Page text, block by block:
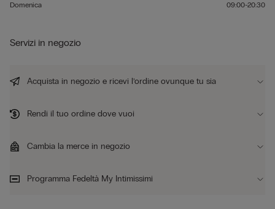
Domenica
09:00-20:30
Servizi in negozio
Acquista in negozio e ricevi l’ordine ovunque tu sia
Rendi il tuo ordine dove vuoi
Cambia la merce in negozio
Programma Fedeltà My Intimissimi